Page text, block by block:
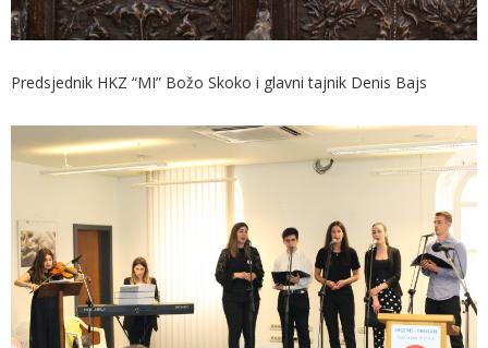
Predsjednik HKZ “MI” Božo Skoko i glavni tajnik Denis Bajs